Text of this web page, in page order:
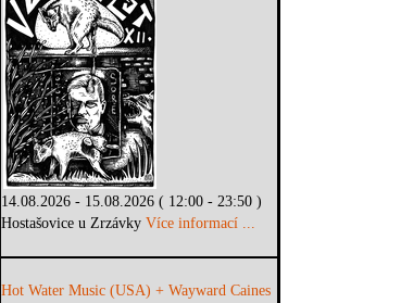
14.08.2026 - 15.08.2026 ( 12:00 - 23:50 )
Hostašovice u ZrzávkyVíce informací ...
Hot Water Music (USA) + Wayward Caines